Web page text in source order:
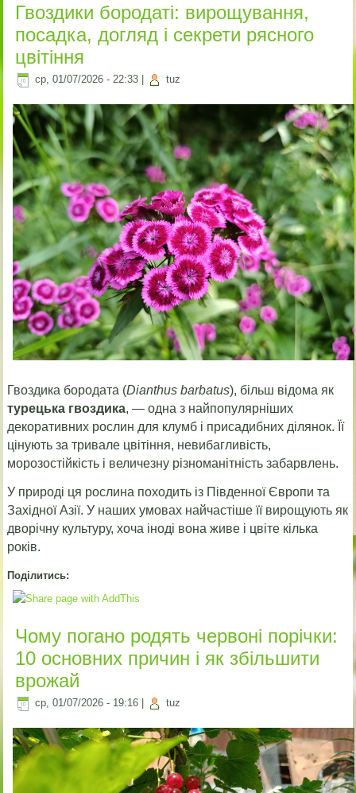
Гвоздики бородаті: вирощування,
посадка, догляд і секрети рясного
цвітіння
ср, 01/07/2026 - 22:33 tuz
Гвоздика бородата (Dianthus barbatus), більш відома як
турецька гвоздика, — одна з найпопулярніших
декоративних рослин для клумб і присадибних ділянок. Її
цінують за тривале цвітіння, невибагливість,
морозостійкість і величезну різноманітність забарвлень.
У природі ця рослина походить із Південної Європи та
Західної Азії. У наших умовах найчастіше її вирощують як
дворічну культуру, хоча іноді вона живе і цвіте кілька
років.
Поділитись:
Чому погано родять червоні порічки:
10 основних причин і як збільшити
врожай
ср, 01/07/2026 - 19:16 tuz